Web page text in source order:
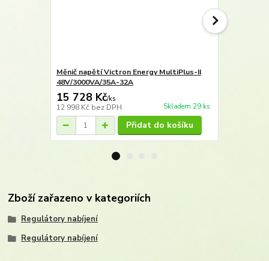
Měnič napětí Victron Energy MultiPlus-II
48V/3000VA/35A-32A
15 728 Kč/ks
12 998 Kč bez DPH Skladem 29 ks
Přidat do košíku
Zboží zařazeno v kategoriích
Regulátory nabíjení
Regulátory nabíjení